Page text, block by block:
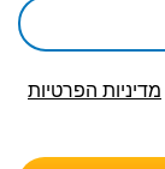
מדיניות הפרטיות